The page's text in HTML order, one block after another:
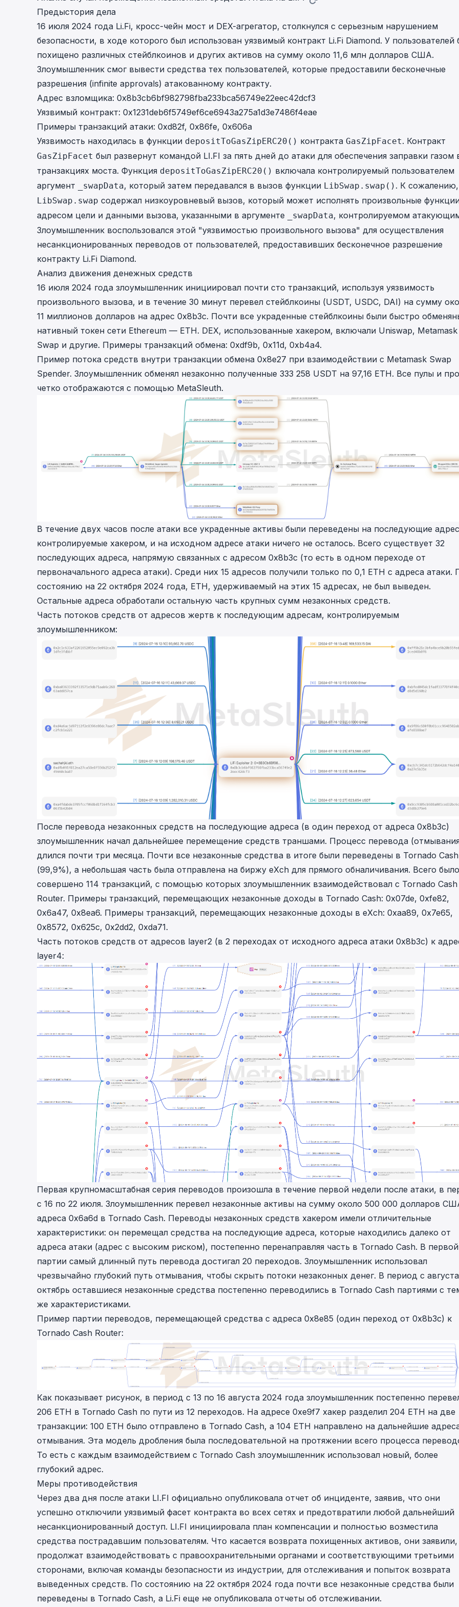
Phalcon Explorer
Visualize, simulate, and debug on-
chain transactions with an intuitive
interface.
Crypto AML API
Address labels, risk scoring, and
Предыстория дела
16 июля 2024 года Li.Fi, кросс-чейн мост и DEX-агрегатор, столкнулся с серьезным нарушением
безопасности, в ходе которого был использован уязвимый контракт Li.Fi Diamond. У пользователей
похищено различных стейблкоинов и других активов на сумму около 11,6 млн долларов США.
Злоумышленник смог вывести средства тех пользователей, которые предоставили бесконечные
разрешения (infinite approvals) атакованному контракту.
Адрес взломщика: 0x8b3cb6bf982798fba233bca56749e22eec42dcf3
Уязвимый контракт: 0x1231deb6f5749ef6ce6943a275a1d3e7486f4eae
Примеры транзакций атаки: 0xd82f, 0x86fe, 0x606a
Уязвимость находилась в функции depositToGasZipERC20() контракта GasZipFacet. Контракт
GasZipFacet был развернут командой LI.FI за пять дней до атаки для обеспечения заправки газом
транзакциях моста. Функция depositToGasZipERC20() включала контролируемый пользователем
аргумент
_swapData, который затем передавался в вызов функции LibSwap.swap() . К сожалению,
LibSwap.swap содержал низкоуровневый вызов, который может исполнять произвольные
адресом цели и данными вызова, указанными в аргументе
_swapData, контролируемом
Злоумышленник воспользовался этой "уязвимостью произвольного вызова" для осуществления
несанкционированных переводов от пользователей, предоставивших бесконечное разрешение
контракту Li.Fi Diamond.
Анализ движения денежных средств
16 июля 2024 года злоумышленник инициировал почти сто транзакций, используя уязвимость
произвольного вызова, и в течение 30 минут перевел стейблкоины (USDT, USDC, DAI) на сумму
11 миллионов долларов на адрес 0x8b3c. Почти все украденные стейблкоины были быстро
нативный токен сети Ethereum — ETH. DEX, использованные хакером, включали Uniswap, Metamask
Swap и другие. Примеры транзакций обмена: 0xdf9b, 0x11d, 0xb4a4.
Пример потока средств внутри транзакции обмена 0x8e27 при взаимодействии с Metamask Swap
Spender. Злоумышленник обменял незаконно полученные 333 258 USDT на 97,16 ETH. Все пулы и
четко отображаются с помощью MetaSleuth.
В течение двух часов после атаки все украденные активы были переведены на последующие
контролируемые хакером, и на исходном адресе атаки ничего не осталось. Всего существует 32
последующих адреса, напрямую связанных с адресом 0x8b3c (то есть в одном переходе от
первоначального адреса атаки). Среди них 15 адресов получили только по 0,1 ETH с адреса атаки.
состоянию на 22 октября 2024 года, ETH, удерживаемый на этих 15 адресах, не был выведен.
Остальные адреса обработали остальную часть крупных сумм незаконных средств.
Часть потоков средств от адресов жертв к последующим адресам, контролируемым
злоумышленником:
После перевода незаконных средств на последующие адреса (в один переход от адреса 0x8b3c)
злоумышленник начал дальнейшее перемещение средств траншами. Процесс перевода
длился почти три месяца. Почти все незаконные средства в итоге были переведены в Tornado Cash
(99,9%), а небольшая часть была отправлена на биржу eXch для прямого обналичивания. Всего было
совершено 114 транзакций, с помощью которых злоумышленник взаимодействовал с Tornado Cash
Router. Примеры транзакций, перемещающих незаконные доходы в Tornado Cash: 0x07de, 0xfe82,
0x6a47, 0x8ea6. Примеры транзакций, перемещающих незаконные доходы в eXch: 0xaa89, 0x7e65,
0x8572, 0x625c, 0x2dd2, 0xda71.
Часть потоков средств от адресов layer2 (в 2 переходах от исходного адреса атаки 0x8b3c) к
layer4:
Первая крупномасштабная серия переводов произошла в течение первой недели после атаки, в
с 16 по 22 июля. Злоумышленник перевел незаконные активы на сумму около 500 000 долларов
адреса 0x6a6d в Tornado Cash. Переводы незаконных средств хакером имели отличительные
характеристики: он перемещал средства на последующие адреса, которые находились далеко от
адреса атаки (адрес с высоким риском), постепенно перенаправляя часть в Tornado Cash. В первой
партии самый длинный путь перевода достигал 20 переходов. Злоумышленник использовал
чрезвычайно глубокий путь отмывания, чтобы скрыть потоки незаконных денег. В период с
октябрь оставшиеся незаконные средства постепенно переводились в Tornado Cash партиями с
же характеристиками.
Пример партии переводов, перемещающей средства с адреса 0x8e85 (один переход от 0x8b3c) к
Tornado Cash Router:
Как показывает рисунок, в период с 13 по 16 августа 2024 года злоумышленник постепенно
206 ETH в Tornado Cash по пути из 12 переходов. На адресе 0xe9f7 хакер разделил 204 ETH на две
транзакции: 100 ETH было отправлено в Tornado Cash, а 104 ETH направлено на дальнейшие
отмывания. Эта модель дробления была последовательной на протяжении всего процесса
То есть с каждым взаимодействием с Tornado Cash злоумышленник использовал новый, более
глубокий адрес.
Меры противодействия
Через два дня после атаки LI.FI официально опубликовала отчет об инциденте, заявив, что они
успешно отключили уязвимый фасет контракта во всех сетях и предотвратили любой дальнейший
несанкционированный доступ. LI.FI инициировала план компенсации и полностью возместила
средства пострадавшим пользователям. Что касается возврата похищенных активов, они
продолжат взаимодействовать с правоохранительными органами и соответствующими третьими
сторонами, включая команды безопасности из индустрии, для отслеживания и попыток возврата
выведенных средств. По состоянию на 22 октября 2024 года почти все незаконные средства были
переведены в Tornado Cash, а Li.Fi еще не опубликовала отчеты об отслеживании.